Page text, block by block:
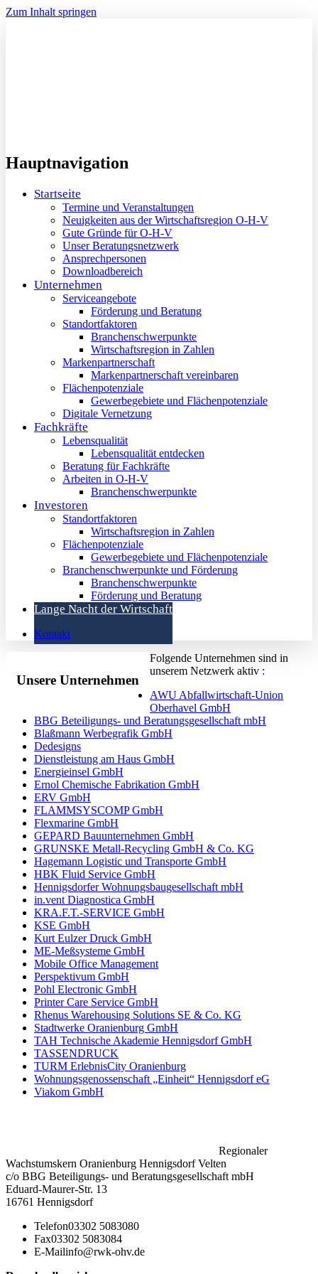
Zum Inhalt springen
Hauptnavigation
Startseite
Termine und Veranstaltungen
Neuigkeiten aus der Wirtschaftsregion O-H-V
Gute Gründe für O-H-V
Unser Beratungsnetzwerk
Ansprechpersonen
Downloadbereich
Unternehmen
Serviceangebote
Förderung und Beratung
Standortfaktoren
Branchenschwerpunkte
Wirtschaftsregion in Zahlen
Markenpartnerschaft
Markenpartnerschaft vereinbaren
Flächenpotenziale
Gewerbegebiete und Flächenpotenziale
Digitale Vernetzung
Fachkräfte
Lebensqualität
Lebensqualität entdecken
Beratung für Fachkräfte
Arbeiten in O-H-V
Branchenschwerpunkte
Investoren
Standortfaktoren
Wirtschaftsregion in Zahlen
Flächenpotenziale
Gewerbegebiete und Flächenpotenziale
Branchenschwerpunkte und Förderung
Branchenschwerpunkte
Förderung und Beratung
Lange Nacht der Wirtschaft
Kontakt
Unsere Unternehmen
Folgende Unternehmen sind in
unserem Netzwerk aktiv :
AWU Abfallwirtschaft-Union
Oberhavel GmbH
BBG Beteiligungs- und Beratungsgesellschaft mbH
Blaßmann Werbegrafik GmbH
Dedesigns
Dienstleistung am Haus GmbH
Energieinsel GmbH
Ernol Chemische Fabrikation GmbH
ERV GmbH
FLAMMSYSCOMP GmbH
Flexmarine GmbH
GEPARD Bauunternehmen GmbH
GRUNSKE Metall-Recycling GmbH & Co. KG
Hagemann Logistic und Transporte GmbH
HBK Fluid Service GmbH
Hennigsdorfer Wohnungsbaugesellschaft mbH
in.vent Diagnostica GmbH
KRA.F.T.-SERVICE GmbH
KSE GmbH
Kurt Eulzer Druck GmbH
ME-Meßsysteme GmbH
Mobile Office Management
Perspektivum GmbH
Pohl Electronic GmbH
Printer Care Service GmbH
Rhenus Warehousing Solutions SE & Co. KG
Stadtwerke Oranienburg GmbH
TAH Technische Akademie Hennigsdorf GmbH
TASSENDRUCK
TURM ErlebnisCity Oranienburg
Wohnungsgenossenschaft „Einheit“ Hennigsdorf eG
Viakom GmbH
Regionaler
Wachstumskern Oranienburg Hennigsdorf Velten
c/o BBG Beteiligungs- und Beratungsgesellschaft mbH
Eduard-Maurer-Str. 13
16761 Hennigsdorf
Telefon03302 5083080
Fax03302 5083084
E-Mailinfo@rwk-ohv.de